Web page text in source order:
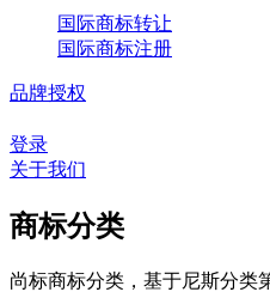
国际商标转让
国际商标注册
品牌授权
登录
关于我们
商标分类
尚标商标分类，基于尼斯分类